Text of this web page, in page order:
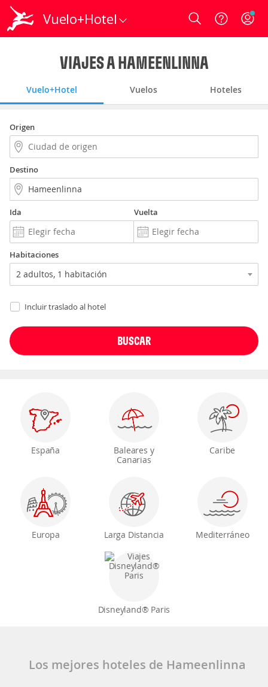
Vuelo+Hotel Login
VIAJES A HAMEENLINNA
Vuelo+Hotel Vuelos Hoteles
Origen
Destino
Ida Vuelta
Habitaciones
Incluir traslado al hotel
España
Baleares y
Canarias
Caribe
Europa Larga Distancia Mediterráneo
Disneyland® Paris
Los mejores hoteles de Hameenlinna